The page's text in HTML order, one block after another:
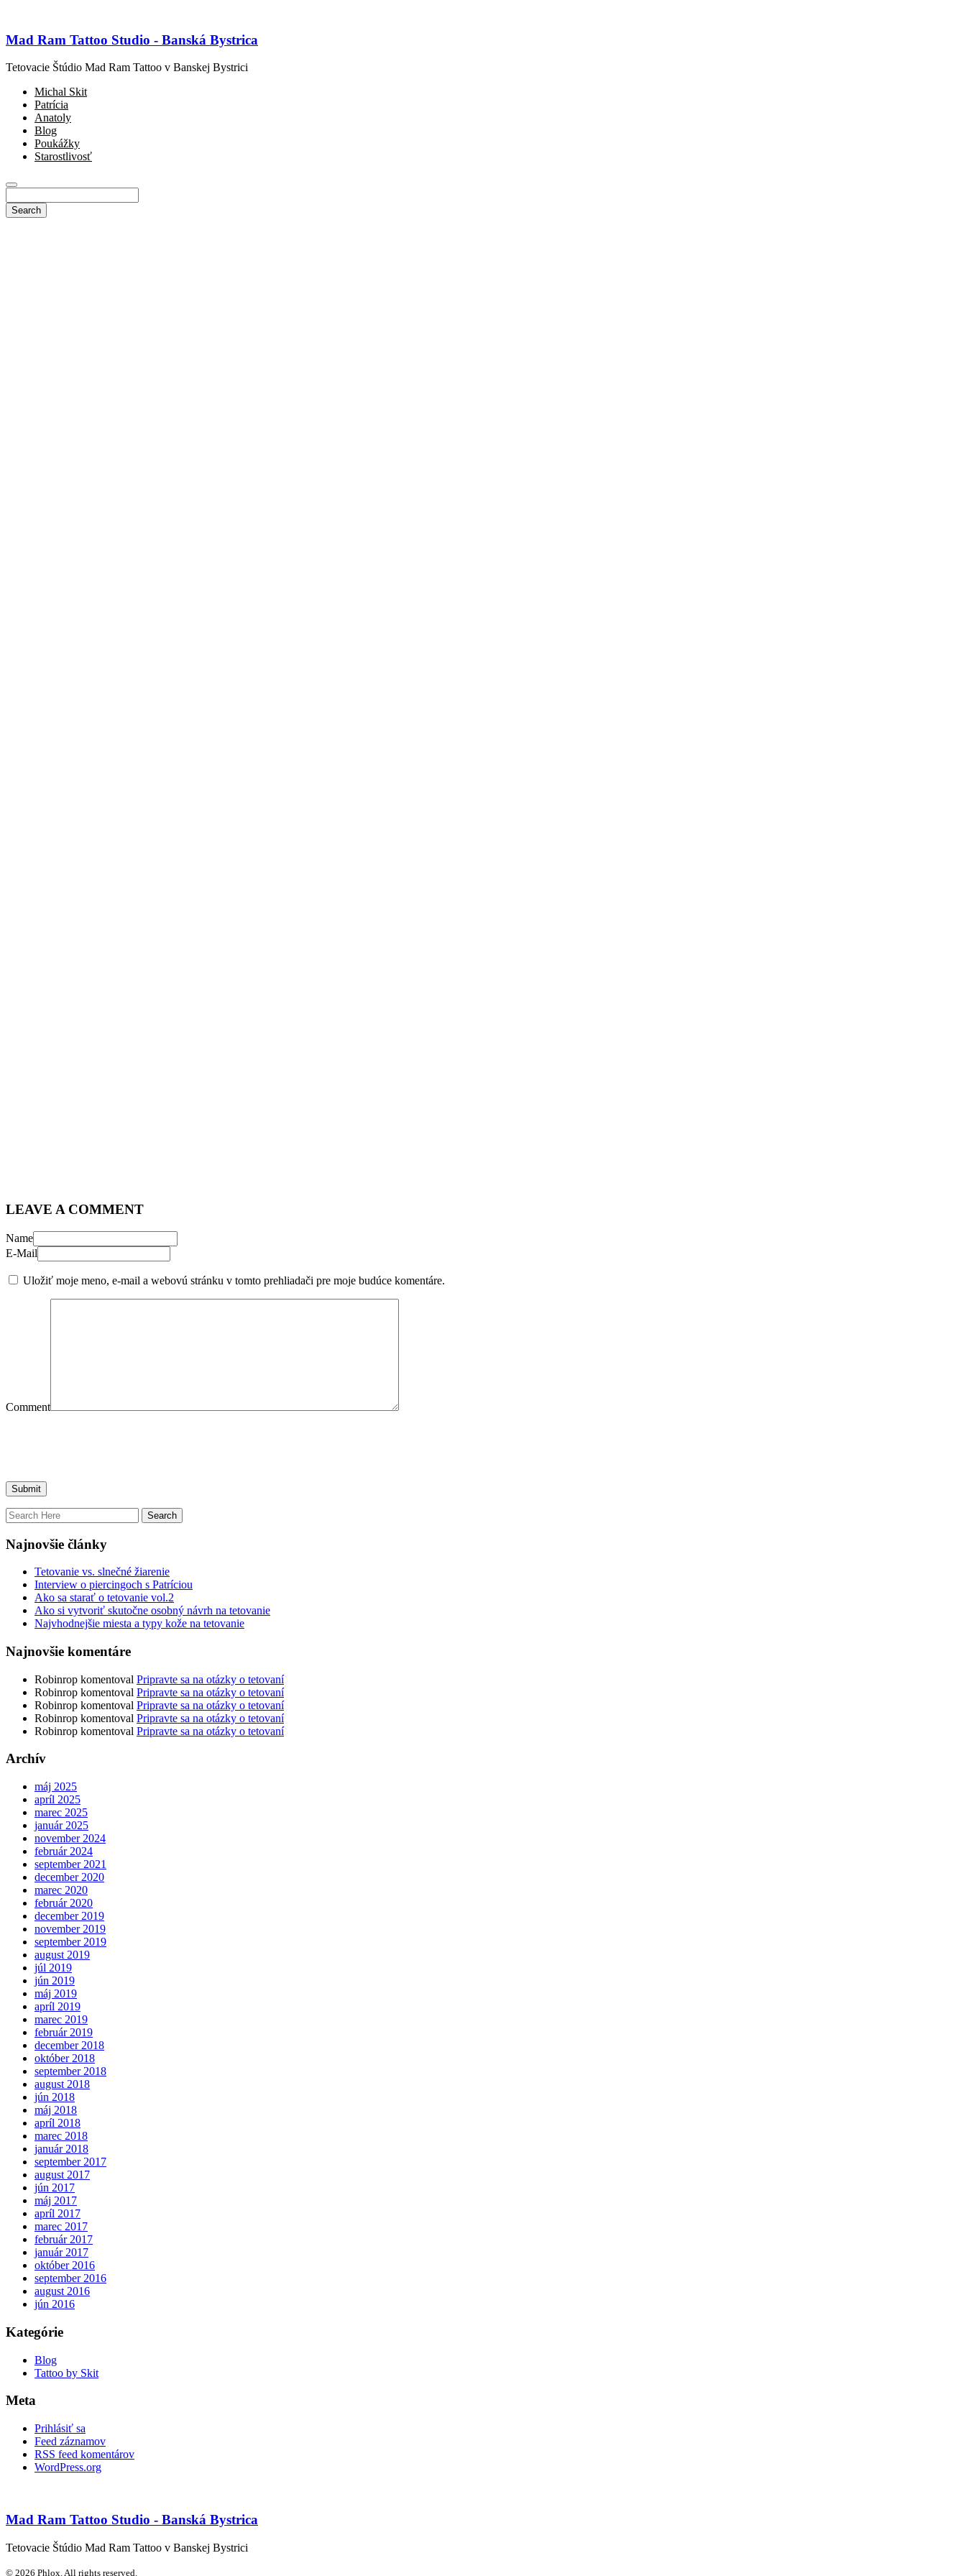
Mad Ram Tattoo Studio - Banská Bystrica
Tetovacie Štúdio Mad Ram Tattoo v Banskej Bystrici
Michal Skit
Patrícia
Anatoly
Blog
Poukážky
Starostlivosť
LEAVE A COMMENT
Name
E-Mail
Uložiť moje meno, e-mail a webovú stránku v tomto prehliadači pre moje budúce komentáre.
Comment
Najnovšie články
Tetovanie vs. slnečné žiarenie
Interview o piercingoch s Patríciou
Ako sa starať o tetovanie vol.2
Ako si vytvoriť skutočne osobný návrh na tetovanie
Najvhodnejšie miesta a typy kože na tetovanie
Najnovšie komentáre
Robinrop komentoval Pripravte sa na otázky o tetovaní
Robinrop komentoval Pripravte sa na otázky o tetovaní
Robinrop komentoval Pripravte sa na otázky o tetovaní
Robinrop komentoval Pripravte sa na otázky o tetovaní
Robinrop komentoval Pripravte sa na otázky o tetovaní
Archív
máj 2025
apríl 2025
marec 2025
január 2025
november 2024
február 2024
september 2021
december 2020
marec 2020
február 2020
december 2019
november 2019
september 2019
august 2019
júl 2019
jún 2019
máj 2019
apríl 2019
marec 2019
február 2019
december 2018
október 2018
september 2018
august 2018
jún 2018
máj 2018
apríl 2018
marec 2018
január 2018
september 2017
august 2017
jún 2017
máj 2017
apríl 2017
marec 2017
február 2017
január 2017
október 2016
september 2016
august 2016
jún 2016
Kategórie
Blog
Tattoo by Skit
Meta
Prihlásiť sa
Feed záznamov
RSS feed komentárov
WordPress.org
Mad Ram Tattoo Studio - Banská Bystrica
Tetovacie Štúdio Mad Ram Tattoo v Banskej Bystrici
© 2026 Phlox. All rights reserved.